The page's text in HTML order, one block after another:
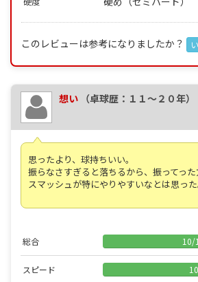
このレビューは参考になりましたか？
想い （卓球歴：１１～２０年）
思ったより、球持ちいい。
振らなさすぎると落ちるから、振ってった
スマッシュが特にやりやすいなとは思った
総合 10/
スピード 10